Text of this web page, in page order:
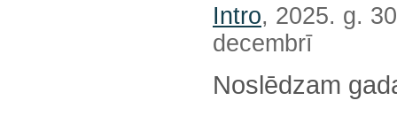
Intro, 2025. g.
decembrī
Noslēdzam